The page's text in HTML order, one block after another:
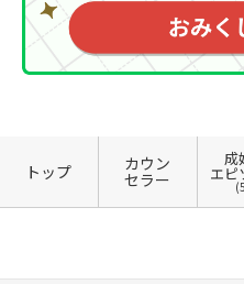
トップ カウン
セラー
成
エピ